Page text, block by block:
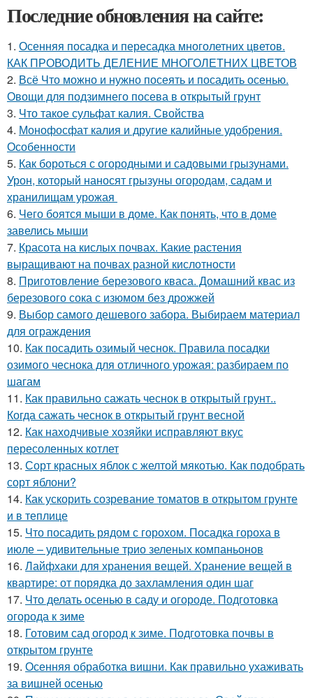
Последние обновления на сайте:
1. Осенняя посадка и пересадка многолетних цветов.
КАК ПРОВОДИТЬ ДЕЛЕНИЕ МНОГОЛЕТНИХ ЦВЕТОВ
2. Всё Что можно и нужно посеять и посадить осенью.
Овощи для подзимнего посева в открытый грунт
3. Что такое сульфат калия. Свойства
4. Монофосфат калия и другие калийные удобрения.
Особенности
5. Как бороться с огородными и садовыми грызунами.
Урон, который наносят грызуны огородам, садам и
хранилищам урожая
6. Чего боятся мыши в доме. Как понять, что в доме
завелись мыши
7. Красота на кислых почвах. Какие растения
выращивают на почвах разной кислотности
8. Приготовление березового кваса. Домашний квас из
березового сока с изюмом без дрожжей
9. Выбор самого дешевого забора. Выбираем материал
для ограждения
10. Как посадить озимый чеснок. Правила посадки
озимого чеснока для отличного урожая: разбираем по
шагам
11. Как правильно сажать чеснок в открытый грунт..
Когда сажать чеснок в открытый грунт весной
12. Как находчивые хозяйки исправляют вкус
пересоленных котлет
13. Сорт красных яблок с желтой мякотью. Как подобрать
сорт яблони?
14. Как ускорить созревание томатов в открытом грунте
и в теплице
15. Что посадить рядом с горохом. Посадка гороха в
июле – удивительные трио зеленых компаньонов
16. Лайфхаки для хранения вещей. Хранение вещей в
квартире: от порядка до захламления один шаг
17. Что делать осенью в саду и огороде. Подготовка
огорода к зиме
18. Готовим сад огород к зиме. Подготовка почвы в
открытом грунте
19. Осенняя обработка вишни. Как правильно ухаживать
за вишней осенью